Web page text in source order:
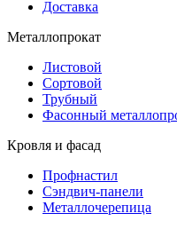
Доставка
Металлопрокат
Листовой
Сортовой
Трубный
Фасонный
Кровля и фасад
Профнастил
Сэндвич-панели
Металлочерепица